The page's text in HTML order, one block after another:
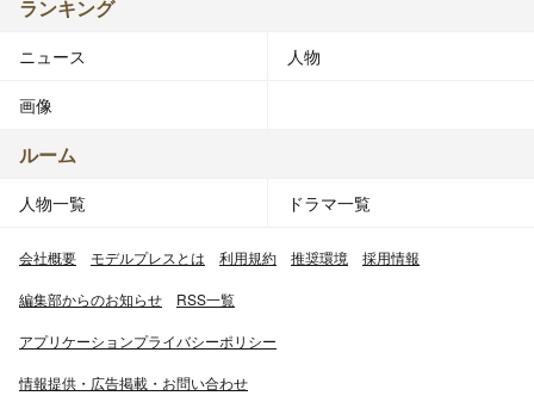
ランキング
ニュース 人物
画像
ルーム
人物一覧 ドラマ一覧
会社概要 モデルプレスとは 利用規約 推奨環境 採用情報
編集部からのお知らせ RSS一覧
アプリケーションプライバシーポリシー
情報提供・広告掲載・お問い合わせ